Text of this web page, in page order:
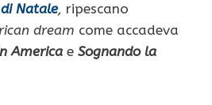
Natale, ripescano
dream come accadeva
America e Sognando la